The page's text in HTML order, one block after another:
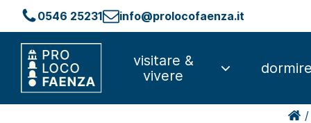
0546 25231 info@prolocofaenza.it
visitare &
vivere
dormire
/